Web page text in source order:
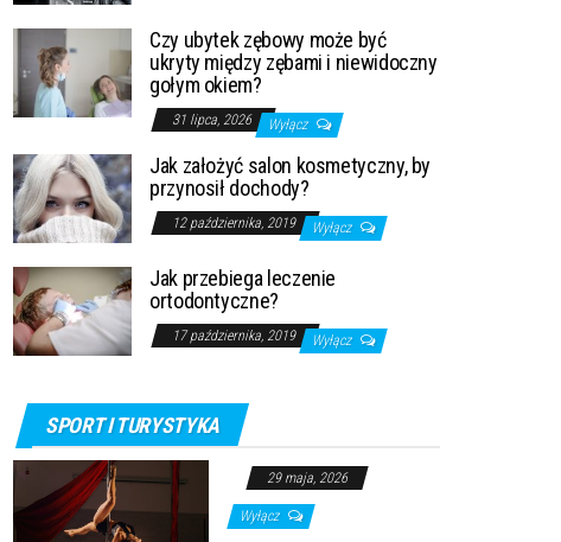
Czy ubytek zębowy może być
ukryty między zębami i niewidoczny
gołym okiem?
31 lipca, 2026 Wyłącz
Jak założyć salon kosmetyczny, by
przynosił dochody?
12 października, 2019 Wyłącz
Jak przebiega leczenie
ortodontyczne?
17 października, 2019 Wyłącz
SPORT I TURYSTYKA
29 maja, 2026
Wyłącz